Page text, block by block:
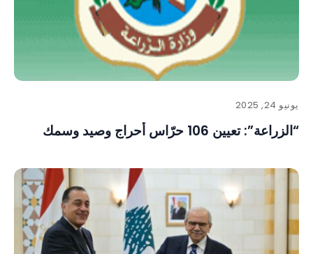
يونيو 24, 2025
“الزراعة”: تعيين 106 حرّاس أحراج وصيد وسمك